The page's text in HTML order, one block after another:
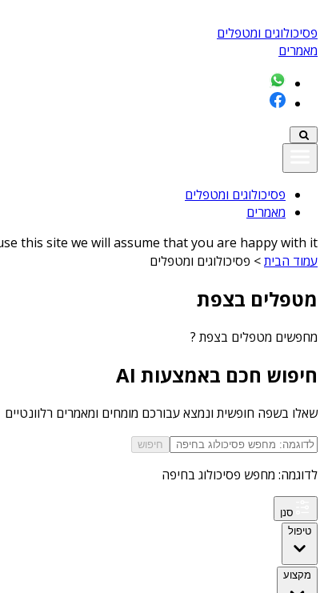
פסיכולוגים ומטפלים
מאמרים
פסיכולוגים ומטפלים
מאמרים
this site we will assume that you are happy with it
עמוד הבית> פסיכולוגים ומטפלים
מטפלים בצפת
מחפשים מטפלים בצפת ?
חיפוש חכם באמצעות AI
שאלו בשפה חופשית ונמצא עבורכם מומחים ומאמרים רלוונטיים
חיפוש
לדוגמה: מחפש פסיכולוג בחיפה
סנן
טיפול
מקצוע